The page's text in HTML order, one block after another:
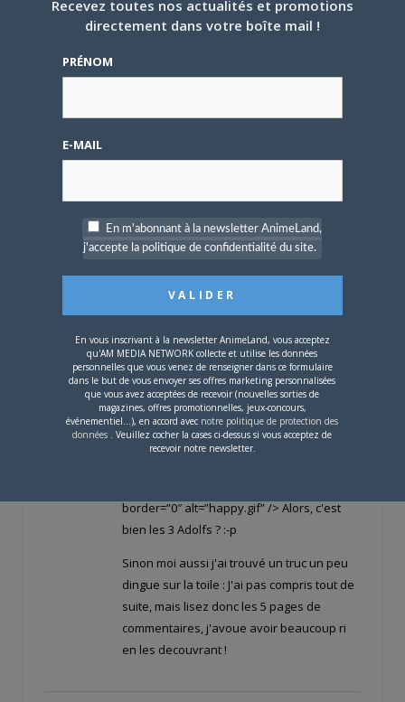
Ancien
Citation (Mirakuruco @ 07/01/2009, 11:25)
compris, je suis “fan” d'eux. Et je ne suis
pas le seul puisque
se sont mis a pousser
la chansonette (reprise de). Ha ha ha !!
(Merci Mirakuruco pour ce rappel
Citation (Sharbet @ 11/01/2009, 20:13)
Il est 20h, c'est l'heure
Enorme ton truc! <img
border=”0″ alt=”happy.gif” /> Alors, c'est
bien les 3 Adolfs ? :-p
Sinon moi aussi j'ai trouvé un truc un peu
dingue sur la toile : J'ai pas compris tout de
suite, mais lisez donc les 5 pages de
commentaires, j'avoue avoir beaucoup ri
en les decouvrant !
Recevez toutes nos actualités et promotions
directement dans votre boîte mail !
PRÉNOM
E-MAIL
En m'abonnant à la newsletter AnimeLand,
j'accepte la politique de confidentialité du site.
En vous inscrivant à la newsletter AnimeLand, vous acceptez
qu'AM MEDIA NETWORK collecte et utilise les données
personnelles que vous venez de renseigner dans ce formulaire
dans le but de vous envoyer ses offres marketing personnalisées
que vous avez acceptées de recevoir (nouvelles sorties de
magazines, offres promotionnelles, jeux-concours,
événementiel...), en accord avec notre politique de protection des
données . Veuillez cocher la cases ci-dessus si vous acceptez de
recevoir notre newsletter.